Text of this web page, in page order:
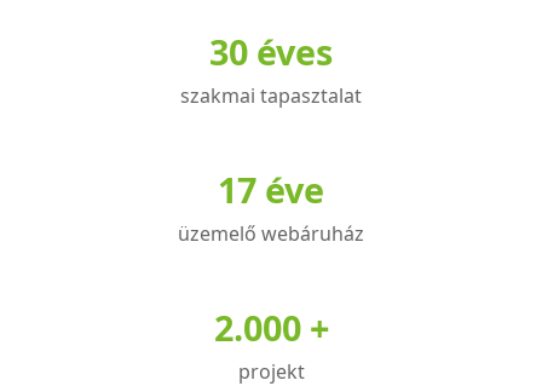
30 éves
szakmai tapasztalat
17 éve
üzemelő webáruház
2.000 +
projekt